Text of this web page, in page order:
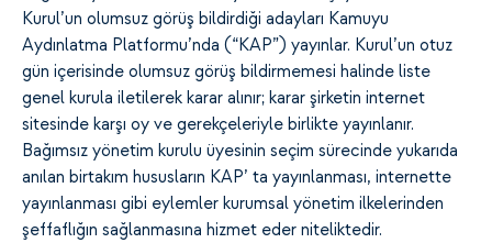
Kurul’un olumsuz görüş bildirdiği adayları Kamuyu
Aydınlatma Platformu’nda (“KAP”) yayınlar. Kurul’un otuz
gün içerisinde olumsuz görüş bildirmemesi halinde liste
genel kurula iletilerek karar alınır; karar şirketin internet
sitesinde karşı oy ve gerekçeleriyle birlikte yayınlanır.
Bağımsız yönetim kurulu üyesinin seçim sürecinde yukarıda
anılan birtakım hususların KAP’ ta yayınlanması, internette
yayınlanması gibi eylemler kurumsal yönetim ilkelerinden
şeffaflığın sağlanmasına hizmet eder niteliktedir.